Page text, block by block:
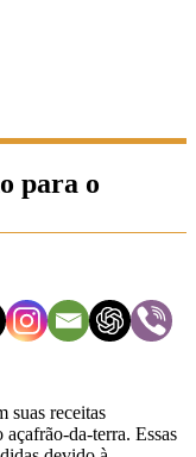
para o
suas receitas
da-terra. Essas